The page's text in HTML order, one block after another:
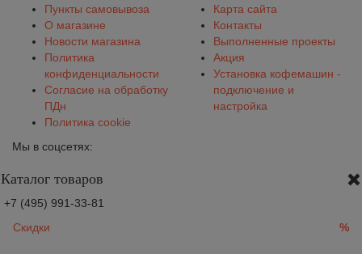
Пункты самовывоза
О магазине
Новости магазина
Политика
конфиденциальности
Согласие на обработку
ПДн
Политика cookie
Карта сайта
Контакты
Выполненные проекты
Акция
Установка кофемашин -
подключение и
настройка
Мы в соцсетях:
Каталог товаров
+7 (495) 991-33-81
Скидки
%